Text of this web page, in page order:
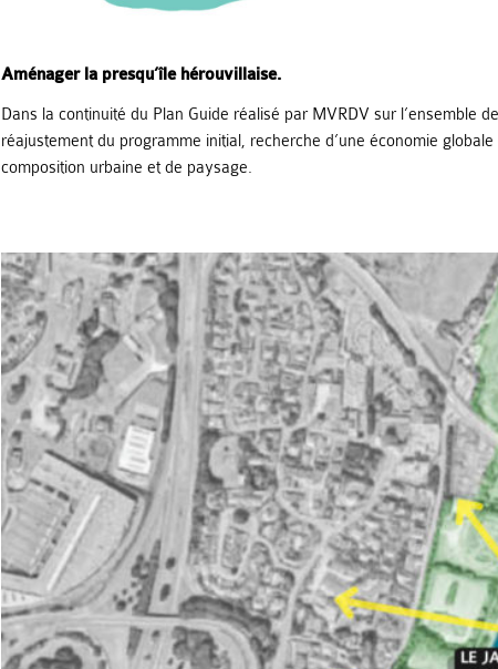
Aménager la presqu’île hérouvillaise.
Dans la continuité du Plan Guide réalisé par MVRDV sur l’ensemble
réajustement du programme initial, recherche d’une économie
composition urbaine et de paysage.